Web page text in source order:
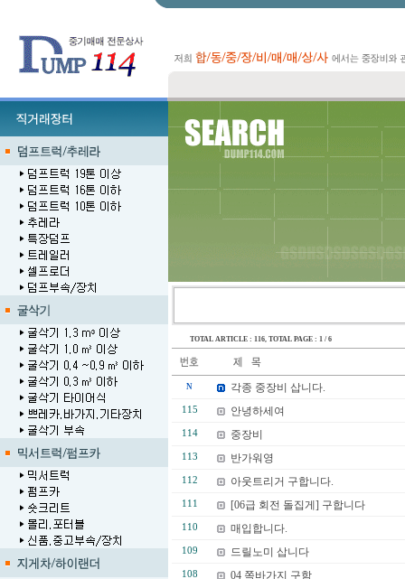
TOTAL ARTICLE : 116, TOTAL PAGE : 1 / 6
N 각종 중장비 삽니다.
115 안녕하세여
114 중장비
113 반가워영
112 아웃트리거 구합니다.
111 [06급 회전 돌집게] 구합니다
110 매입합니다.
109 드릴노미 삽니다
108 04 쪽바가지 구함